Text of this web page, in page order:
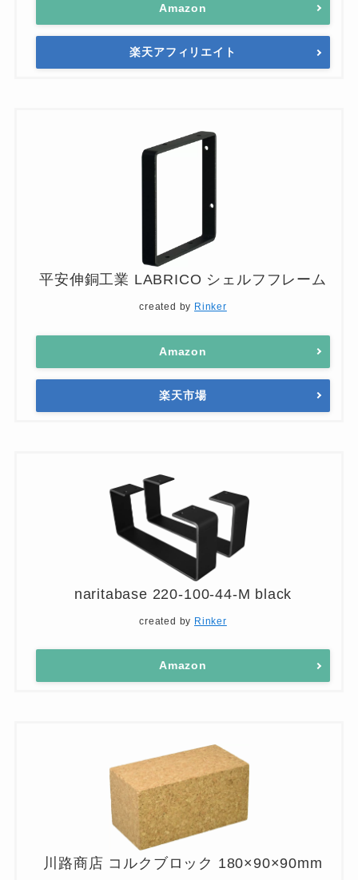
Amazon
楽天アフィリエイト
平安伸銅工業 LABRICO シェルフフレーム
created by Rinker
Amazon
楽天市場
naritabase 220-100-44-M black
created by Rinker
Amazon
川路商店 コルクブロック 180×90×90mm